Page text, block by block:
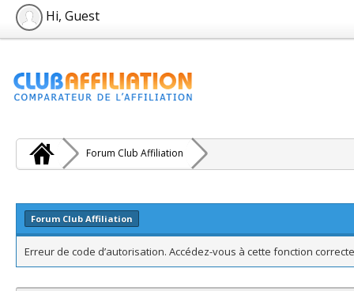
Hi, Guest
Forum Club Affiliation
Forum Club Affiliation
Erreur de code d’autorisation. Accédez-vous à cette fonction